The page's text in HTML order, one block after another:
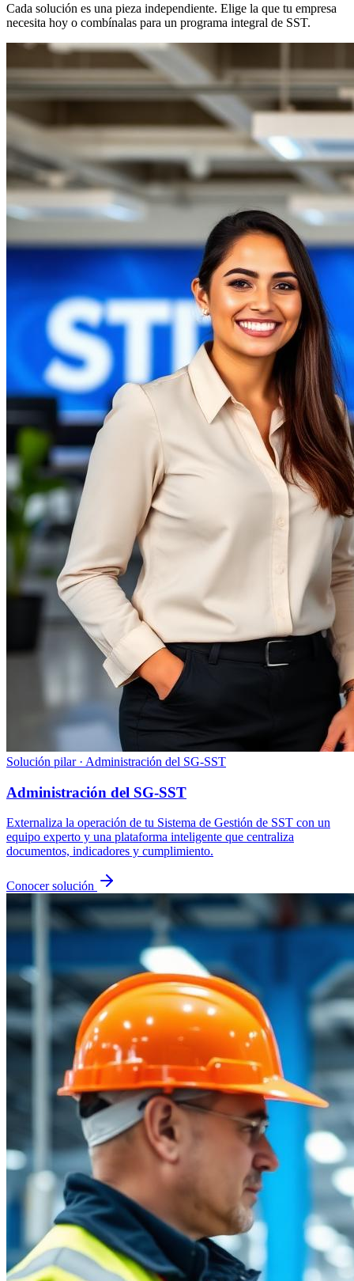
Cada solución es una pieza independiente. Elige la que tu empresa
necesita hoy o combínalas para un programa integral de SST.
Solución pilar · Administración del SG-SST
Administración del SG-SST
Externaliza la operación de tu Sistema de Gestión de SST con un
equipo experto y una plataforma inteligente que centraliza
documentos, indicadores y cumplimiento.
Conocer solución